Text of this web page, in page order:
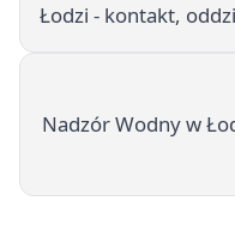
Łodzi - kontakt,
Nadzór Wodny w